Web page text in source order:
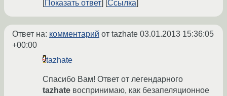
Показать ответ
Ссылка
Ответ на: комментарий от tazhate 03.01.2013 15:36:05
+00:00
tazhate
Спасибо Вам! Ответ от легендарного
tazhate воспринимаю, как безапеляционное